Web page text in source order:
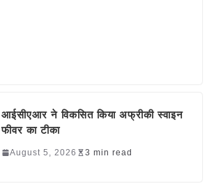
आईसीएआर ने विकसित किया अफ्रीकी स्वाइन
फीवर का टीका
August 5, 2026 3 min read